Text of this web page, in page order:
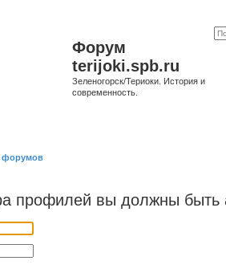
Форум
terijoki.spb.ru
Зеленогорск/Териоки. История и
современность.
форумов
профилей вы должны быть